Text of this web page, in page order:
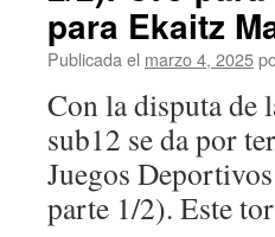
24/
los
de
con
para Ekaitz
Publicada el marzo 4, 2025
Con la disputa de
sub12 se da por
Juegos
parte 1/2). Este